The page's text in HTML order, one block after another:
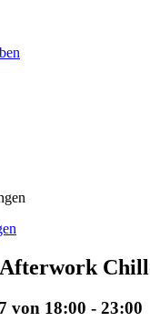
von 18:00 - 23:00